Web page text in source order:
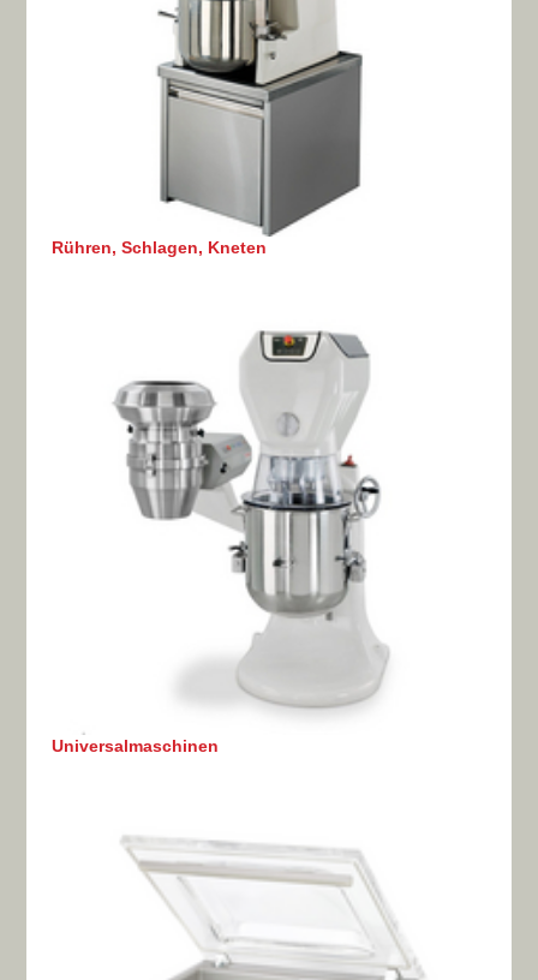
Rühren, Schlagen, Kneten
Universalmaschinen